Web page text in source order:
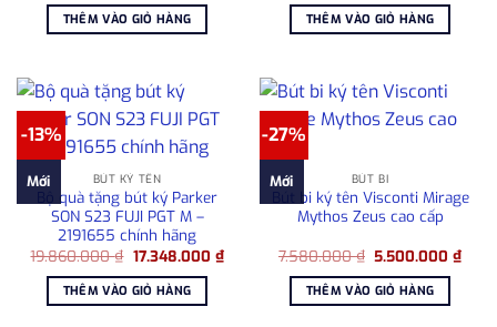
là:
8.450.000 ₫.
THÊM VÀO GIỎ HÀNG là:
2.150.000 ₫.
THÊM VÀO GIỎ HÀNG
-13%
Mới BÚT KÝ TÊN
Bộ quà tặng bút ký Parker
SON S23 FUJI PGT M –
2191655 chính hãng
19.860.000₫ Giá
là:
19.860.000 ₫.
17.348.000 ₫Giá
hiện
17.348.000 ₫.
THÊM VÀO GIỎ HÀNG
-27%
Mới BÚT BI
Bút bi ký tên Visconti Mirage
Mythos Zeus cao cấp
7.580.000₫ Giá
là:
7.580.000 ₫.
5.500.000₫Giá
hiện
THÊM VÀO GIỎ HÀNG